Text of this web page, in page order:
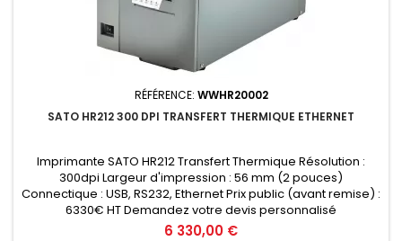
RÉFÉRENCE: WWHR20002
SATO HR212 300 DPI TRANSFERT THERMIQUE ETHERNET
Imprimante SATO HR212 Transfert Thermique Résolution :
300dpi Largeur d'impression : 56 mm (2 pouces)
Connectique : USB, RS232, Ethernet Prix public (avant remise) :
6330€ HT Demandez votre devis personnalisé
Prix
6 330,00 €